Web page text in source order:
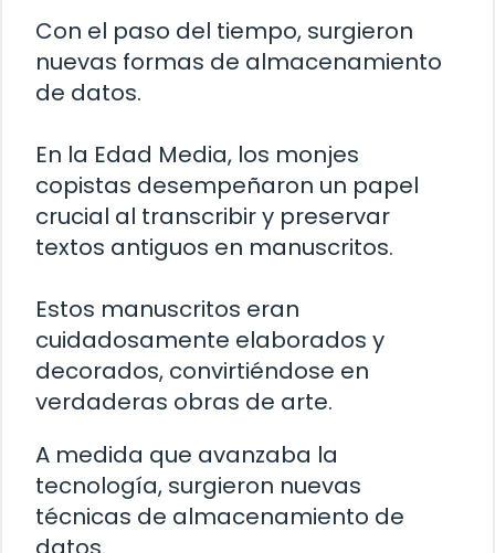
Con el paso del tiempo, surgieron
nuevas formas de almacenamiento
de datos.
En la Edad Media, los monjes
copistas desempeñaron un papel
crucial al transcribir y preservar
textos antiguos en manuscritos.
Estos manuscritos eran
cuidadosamente elaborados y
decorados, convirtiéndose en
verdaderas obras de arte.
A medida que avanzaba la
tecnología, surgieron nuevas
técnicas de almacenamiento de